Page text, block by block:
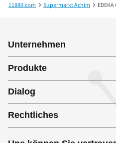
11880.com Supermarkt Achim
Unternehmen
Produkte
Dialog
Rechtliches